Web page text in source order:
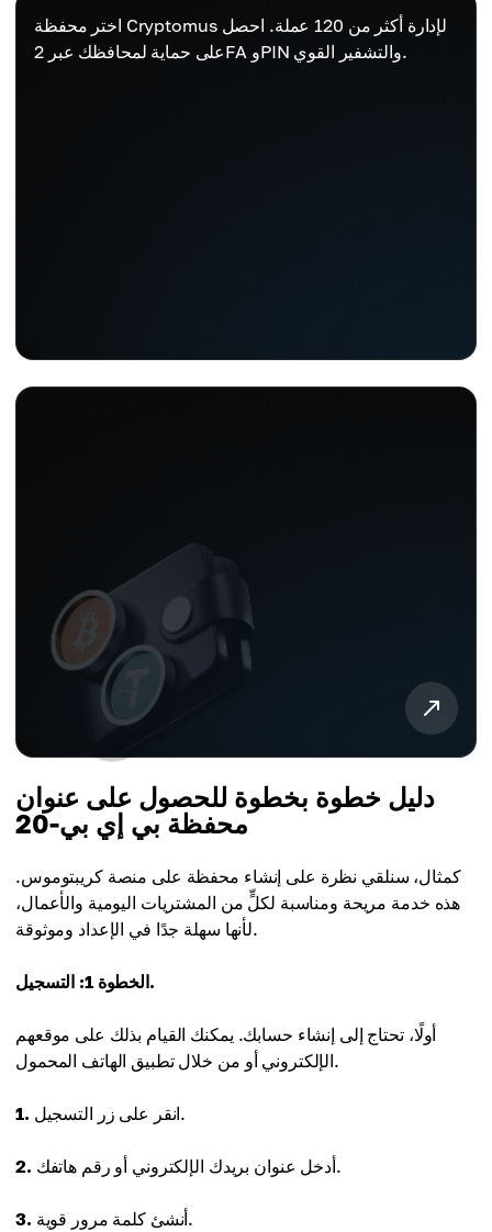
اختر محفظة Cryptomus لإدارة أكثر من 120 عملة. احصل
على حماية لمحافظك عبر 2FA وPIN والتشفير القوي.
دليل خطوة بخطوة للحصول على عنوان
محفظة بي إي بي-20
كمثال، سنلقي نظرة على إنشاء محفظة على منصة كريبتوموس.
هذه خدمة مريحة ومناسبة لكلٍّ من المشتريات اليومية والأعمال،
لأنها سهلة جدًا في الإعداد وموثوقة.
الخطوة 1: التسجيل.
أولًا، تحتاج إلى إنشاء حسابك. يمكنك القيام بذلك على موقعهم
الإلكتروني أو من خلال تطبيق الهاتف المحمول.
1. انقر على زر التسجيل.
2. أدخل عنوان بريدك الإلكتروني أو رقم هاتفك.
3. أنشئ كلمة مرور قوية.